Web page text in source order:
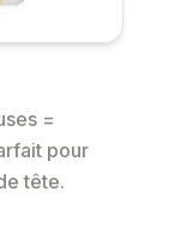
=
pour
tête.